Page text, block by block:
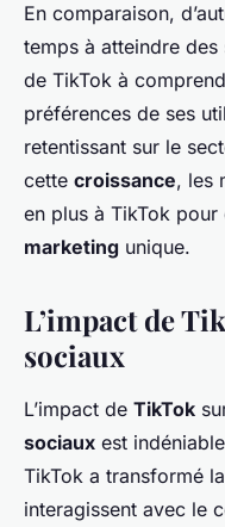
En comparaison,
temps à atteindre
de TikTok à
préférences de ses
retentissant sur le
cette croissance, les
en plus à TikTok
marketing unique.
L’impact de
sociaux
L’impact de TikTok
sociaux est
TikTok a transformé
interagissent avec le